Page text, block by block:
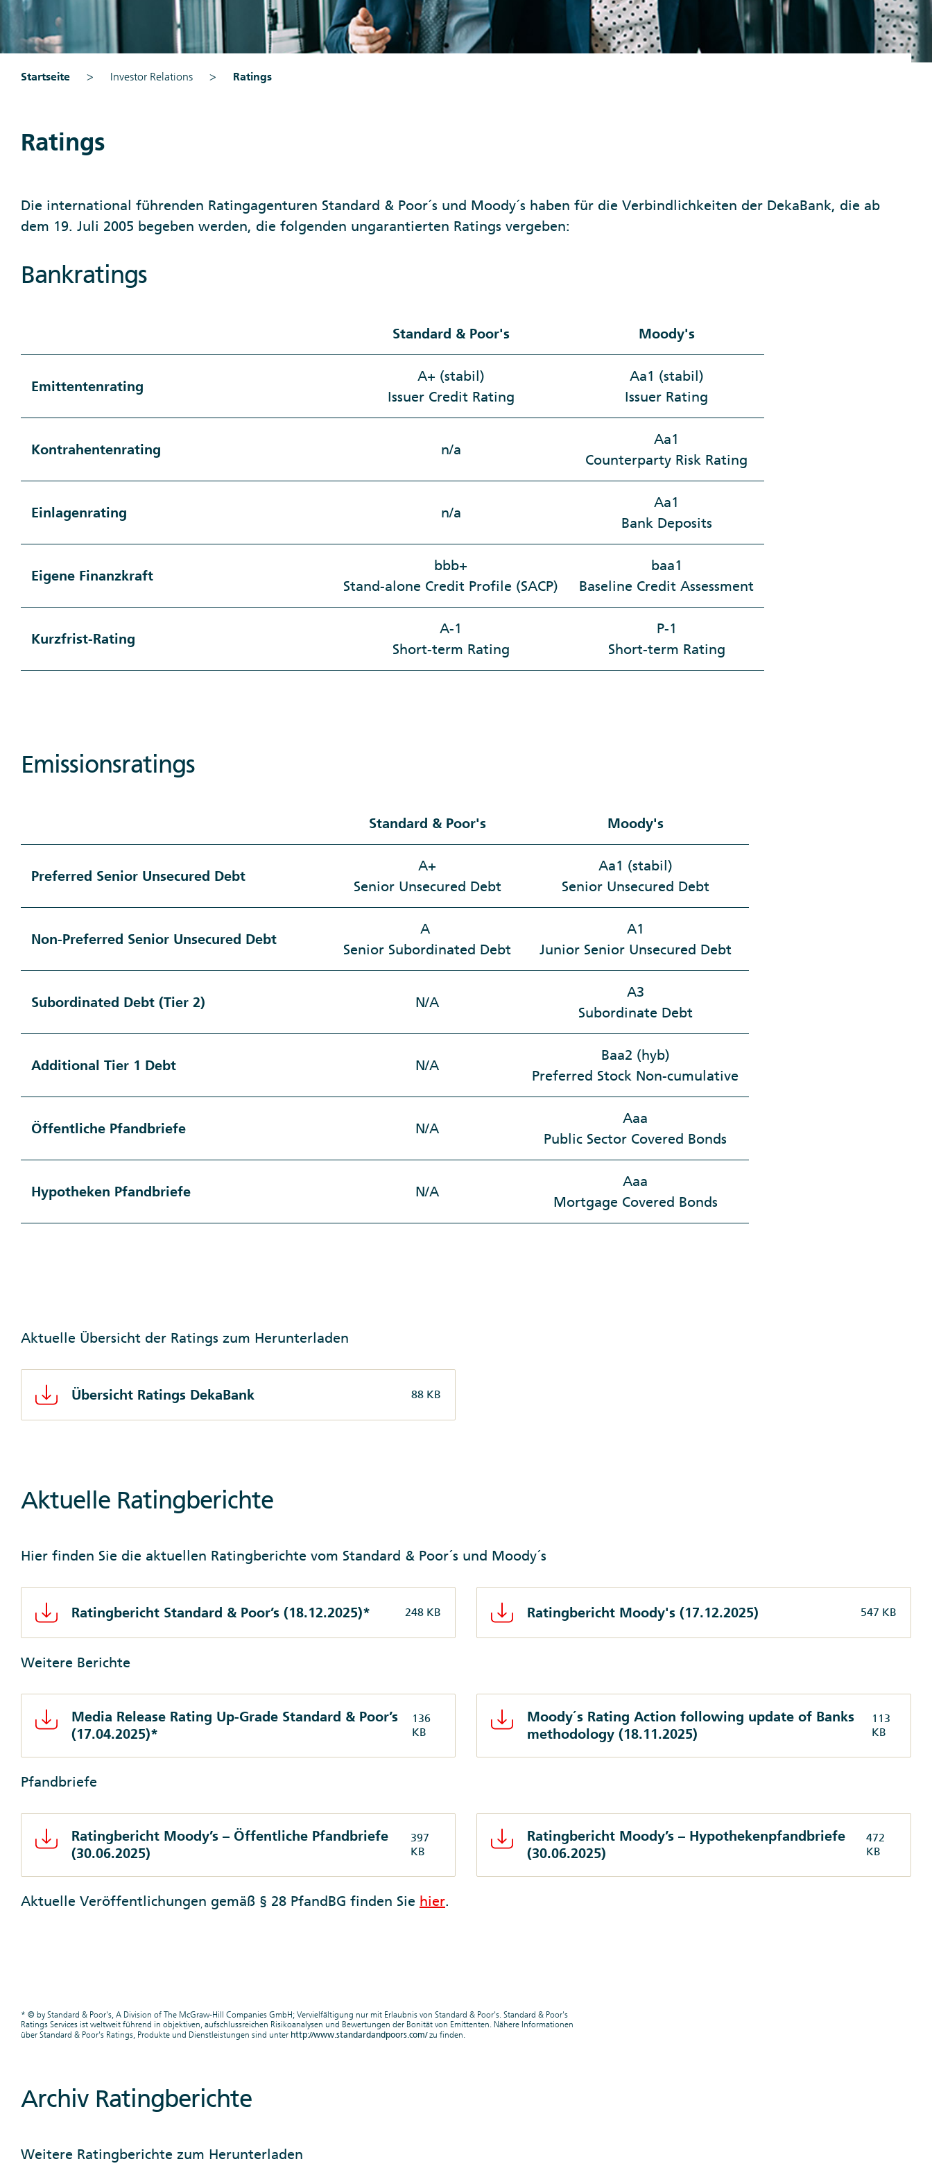
Startseite Investor Relations Ratings
Ratings
Die international führenden Ratingagenturen Standard & Poor´s und Moody´s haben für die Verbindlichkeiten der DekaBank, die ab
dem 19. Juli 2005 begeben werden, die folgenden ungarantierten Ratings vergeben:
Bankratings
Standard & Poor's Moody's
Emittentenrating
A+ (stabil)
Issuer Credit Rating
Aa1 (stabil)
Issuer Rating
Kontrahentenrating n/a
Aa1
Counterparty Risk Rating
Einlagenrating n/a
Aa1
Bank Deposits
Eigene Finanzkraft
bbb+
Stand-alone Credit Profile (SACP)
baa1
Baseline Credit Assessment
Kurzfrist-Rating
A-1
Short-term Rating
P-1
Short-term Rating
Emissionsratings
Standard & Poor's Moody's
Preferred Senior Unsecured Debt
A+
Senior Unsecured Debt
Aa1 (stabil)
Senior Unsecured Debt
Non-Preferred Senior Unsecured Debt
A
Senior Subordinated Debt
A1
Junior Senior Unsecured Debt
Subordinated Debt (Tier 2) N/A
A3
Subordinate Debt
Additional Tier 1 Debt N/A
Baa2 (hyb)
Preferred Stock Non-cumulative
Öffentliche Pfandbriefe N/A
Aaa
Public Sector Covered Bonds
Hypotheken Pfandbriefe N/A
Aaa
Mortgage Covered Bonds
Aktuelle Übersicht der Ratings zum Herunterladen
Übersicht Ratings DekaBank 88 KB
Aktuelle Ratingberichte
Hier finden Sie die aktuellen Ratingberichte vom Standard & Poor´s und Moody´s
Ratingbericht Standard & Poor’s (18.12.2025)* 248 KB Ratingbericht Moody's (17.12.2025) 547 KB
Weitere Berichte
Media Release Rating Up-Grade Standard & Poor’s
(17.04.2025)*
136
KB
Moody´s Rating Action following update of Banks
methodology (18.11.2025)
113
KB
Pfandbriefe
Ratingbericht Moody’s – Öffentliche Pfandbriefe
(30.06.2025)
397
KB
Ratingbericht Moody’s – Hypothekenpfandbriefe
(30.06.2025)
472
KB
Aktuelle Veröffentlichungen gemäß § 28 PfandBG finden Sie hier.
* © by Standard & Poor's, A Division of The McGraw-Hill Companies GmbH; Vervielfältigung nur mit Erlaubnis von Standard & Poor's. Standard & Poor's
Ratings Services ist weltweit führend in objektiven, aufschlussreichen Risikoanalysen und Bewertungen der Bonität von Emittenten. Nähere Informationen
über Standard & Poor's Ratings, Produkte und Dienstleistungen sind unter http://www.standardandpoors.com/zu finden.
Archiv Ratingberichte
Weitere Ratingberichte zum Herunterladen